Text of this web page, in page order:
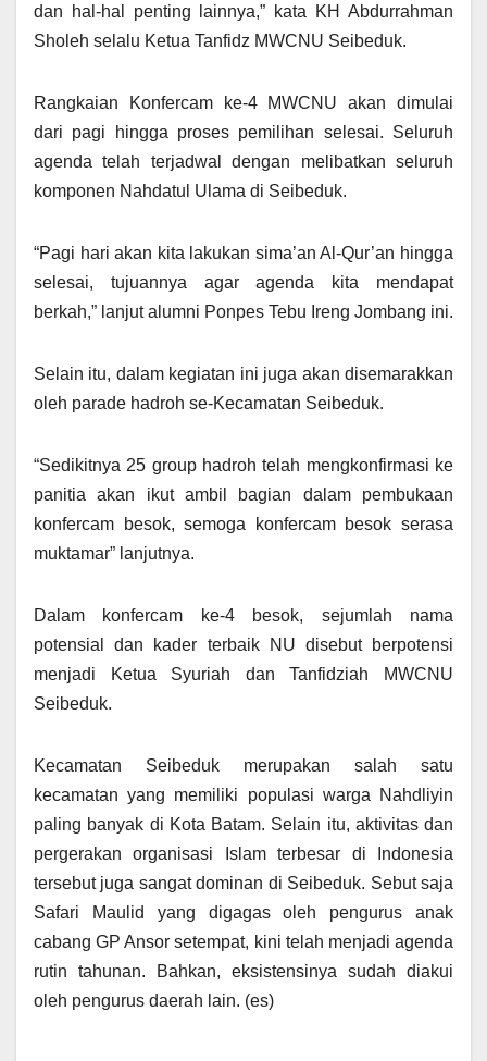
dan hal-hal penting lainnya,” kata KH Abdurrahman
Sholeh selalu Ketua Tanfidz MWCNU Seibeduk.
Rangkaian Konfercam ke-4 MWCNU akan dimulai
dari pagi hingga proses pemilihan selesai. Seluruh
agenda telah terjadwal dengan melibatkan seluruh
komponen Nahdatul Ulama di Seibeduk.
“Pagi hari akan kita lakukan sima’an Al-Qur’an hingga
selesai, tujuannya agar agenda kita mendapat
berkah,” lanjut alumni Ponpes Tebu Ireng Jombang ini.
Selain itu, dalam kegiatan ini juga akan disemarakkan
oleh parade hadroh se-Kecamatan Seibeduk.
“Sedikitnya 25 group hadroh telah mengkonfirmasi ke
panitia akan ikut ambil bagian dalam pembukaan
konfercam besok, semoga konfercam besok serasa
muktamar” lanjutnya.
Dalam konfercam ke-4 besok, sejumlah nama
potensial dan kader terbaik NU disebut berpotensi
menjadi Ketua Syuriah dan Tanfidziah MWCNU
Seibeduk.
Kecamatan Seibeduk merupakan salah satu
kecamatan yang memiliki populasi warga Nahdliyin
paling banyak di Kota Batam. Selain itu, aktivitas dan
pergerakan organisasi Islam terbesar di Indonesia
tersebut juga sangat dominan di Seibeduk. Sebut saja
Safari Maulid yang digagas oleh pengurus anak
cabang GP Ansor setempat, kini telah menjadi agenda
rutin tahunan. Bahkan, eksistensinya sudah diakui
oleh pengurus daerah lain. (es)